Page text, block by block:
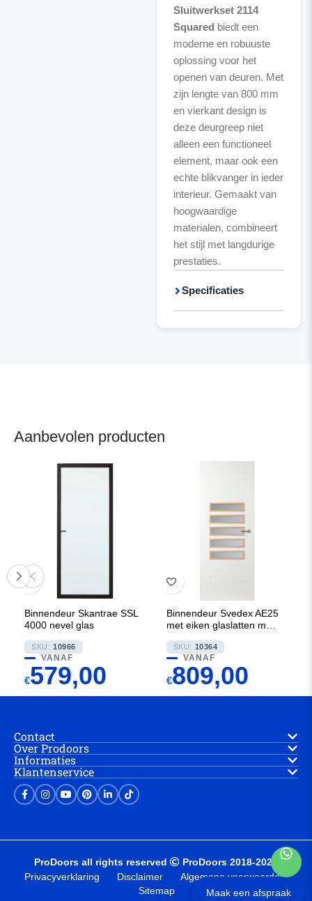
Sluitwerkset 2114
Squared biedt een
moderne en robuuste
oplossing voor het
openen van deuren. Met
zijn lengte van 800 mm
en vierkant design is
deze deurgreep niet
alleen een functioneel
element, maar ook een
echte blikvanger in ieder
interieur. Gemaakt van
hoogwaardige
materialen, combineert
het stijl met langdurige
prestaties.
Specificaties
Aanbevolen producten
Binnendeur Skantrae SSL
4000 nevel glas
SKU: 10966
VANAF
€579,00
Binnendeur Svedex AE25
met eiken glaslatten met
SKU: 10364
VANAF
€809,00
Contact
Over Prodoors
Informaties
Klantenservice
ProDoors all rights reserved
ProDoors 2018-2025
Privacyverklaring
Disclaimer
Algemene voorwaarden
Sitemap
Maak een afspraak